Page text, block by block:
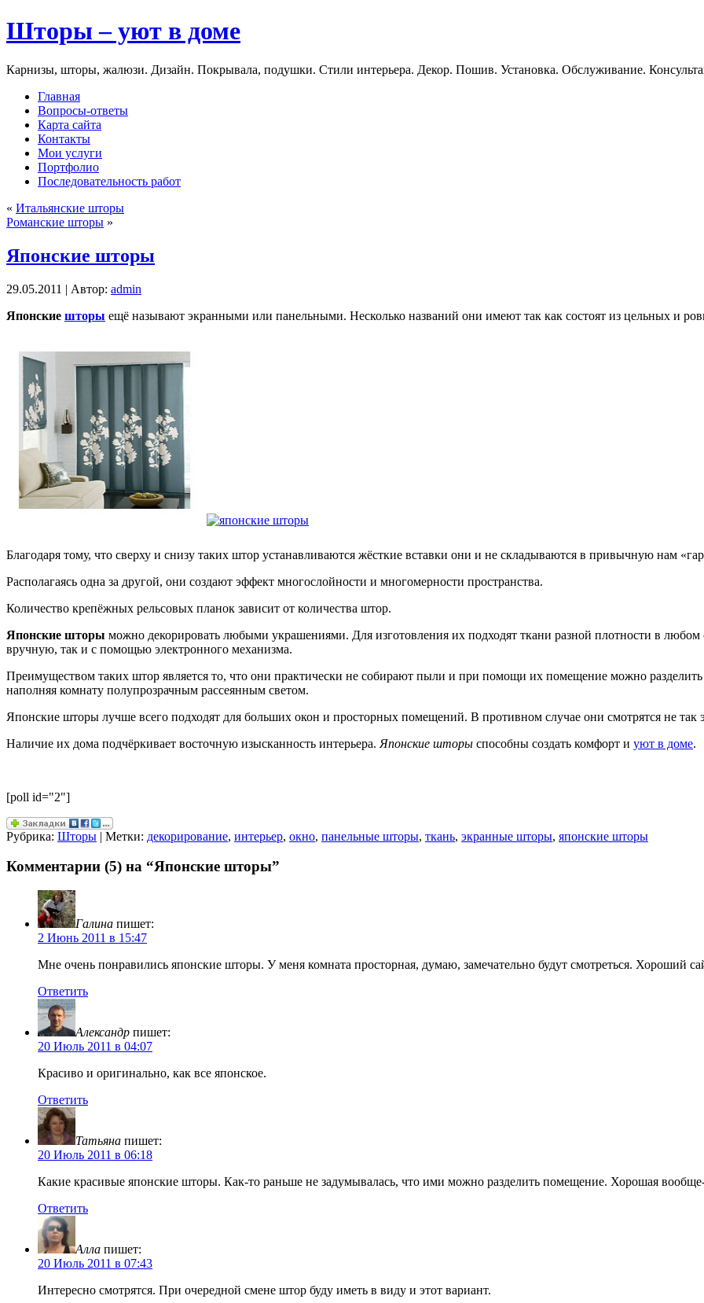
Шторы – уют в доме
Карнизы, шторы, жалюзи. Дизайн. Покрывала, подушки. Стили интерьера. Декор. Пошив. Установка. Обслуживание.
Главная
Вопросы-ответы
Карта сайта
Контакты
Мои услуги
Портфолио
Последовательность работ
« Итальянские шторы
Романские шторы »
Японские шторы
29.05.2011 | Автор: admin
Японские шторы ещё называют экранными или панельными. Несколько названий они имеют так как состоят из цельных и
Благодаря тому, что сверху и снизу таких штор устанавливаются жёсткие вставки они и не складываются в привычную нам
Располагаясь одна за другой, они создают эффект многослойности и многомерности пространства.
Количество крепёжных рельсовых планок зависит от количества штор.
Японские шторы можно декорировать любыми украшениями. Для изготовления их подходят ткани разной плотности в
вручную, так и с помощью электронного механизма.
Преимуществом таких штор является то, что они практически не собирают пыли и при помощи их помещение можно
наполняя комнату полупрозрачным рассеянным светом.
Японские шторы лучше всего подходят для больших окон и просторных помещений. В противном случае они смотрятся не так
Наличие их дома подчёркивает восточную изысканность интерьера. Японские шторы способны создать комфорт и уют в доме.
[poll id="2"]
Рубрика: Шторы | Метки: декорирование, интерьер, окно, панельные шторы, ткань, экранные шторы, японские шторы
Комментарии (5) на “Японские шторы”
Галина пишет:
2 Июнь 2011 в 15:47
Мне очень понравились японские шторы. У меня комната просторная, думаю, замечательно будут смотреться. Хороший
Ответить
Александр пишет:
20 Июль 2011 в 04:07
Красиво и оригинально, как все японское.
Ответить
Татьяна пишет:
20 Июль 2011 в 06:18
Какие красивые японские шторы. Как-то раньше не задумывалась, что ими можно разделить помещение. Хорошая
Ответить
Алла пишет:
20 Июль 2011 в 07:43
Интересно смотрятся. При очередной смене штор буду иметь в виду и этот вариант.